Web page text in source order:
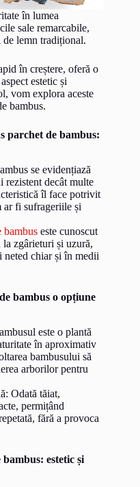
în lumea
sale remarcabile,
lemn tradițional.
în creștere, oferă o
estetic și
vom explora aceste
bambus.
parchet de bambus:
se evidențiază
rezistent decât multe
îl face potrivit
ar fi sufrageriile și
bambus este cunoscut
la zgârieturi și uzură,
neted chiar și în medii
bambus o opțiune
este o plantă
în aproximativ
bambusului să
arborilor pentru
Odată tăiat,
permițând
fără a provoca
estetic și